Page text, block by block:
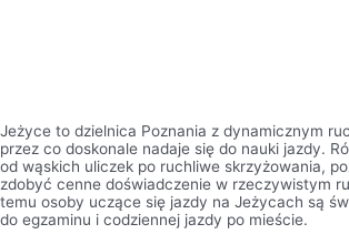
Jeżyce to dzielnica Poznania z dynamicznym
przez co doskonale nadaje się do nauki jazdy.
od wąskich uliczek po ruchliwe skrzyżowania,
zdobyć cenne doświadczenie w rzeczywistym
temu osoby uczące się jazdy na Jeżycach są
do egzaminu i codziennej jazdy po mieście.